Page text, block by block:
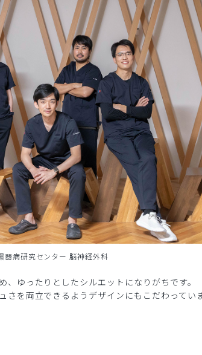
器病研究センター 脳神経外科
ゆったりとしたシルエットになりがちです。
を両立できるようデザインにもこだわっていま